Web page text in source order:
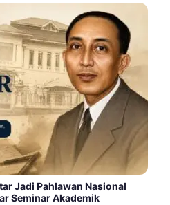
Jadi Pahlawan Nasional
Seminar Akademik